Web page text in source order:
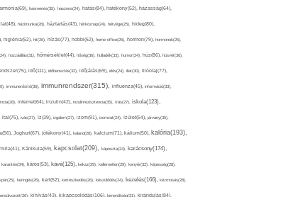
hasmenés(35), hasznos(24), hatás(84), hatékony(52), házasság(64),
házimunka(28), háztartás(43), hétköznap(24), hétvége(25), hideg(80),
higiénia(52), hit(26), hízás(77), hobbi(62), home office(26), hormon(79), hormonok(25),
hozzáállás(31), hőmérséklet(44), hőség(36), hulladék(33), humor(24), hús(86), húsvét(36),
idő(111), időbeosztás(32), időjárás(69), idős(24), illat(30), illóolaj(77),
immunerősítő(36), immunrendszer(315), influenza(45), információ(33),
internet(64), inzulin(42), inzulinrezisztencia(35), írás(27), iskola(123),
ital(75), ivás(27), íz(39), izgalom(27), izom(91), izomzat(24), ízület(54), járvány(35),
Joghurt(67), jótékony(41), kaland(28), kalcium(71), kálium(50), kalória(193),
Kánikula(59), kapcsolat(209), káposzta(24), karácsony(174),
karantén(34), káros(53), kávé(125), keksz(29), kellemetlen(29), kenyér(32), képesség(28),
keringés(26), kert(52), kertészkedés(26), készülődés(24), kezelés(166), kézmosás(28),
kihívás(43), kikapcsolódás(106), kimerültség(31), kirándulás(84),